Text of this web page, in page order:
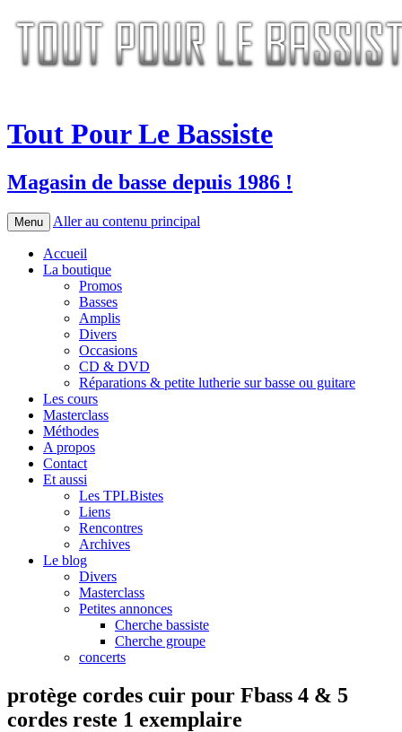
Tout Pour Le Bassiste
Magasin de basse depuis 1986 !
Menu Aller au contenu principal
Accueil
La boutique
Promos
Basses
Amplis
Divers
Occasions
CD & DVD
Réparations & petite lutherie sur basse ou guitare
Les cours
Masterclass
Méthodes
A propos
Contact
Et aussi
Les TPLBistes
Liens
Rencontres
Archives
Le blog
Divers
Masterclass
Petites annonces
Cherche bassiste
Cherche groupe
concerts
protège cordes cuir pour Fbass 4 & 5
cordes reste 1 exemplaire